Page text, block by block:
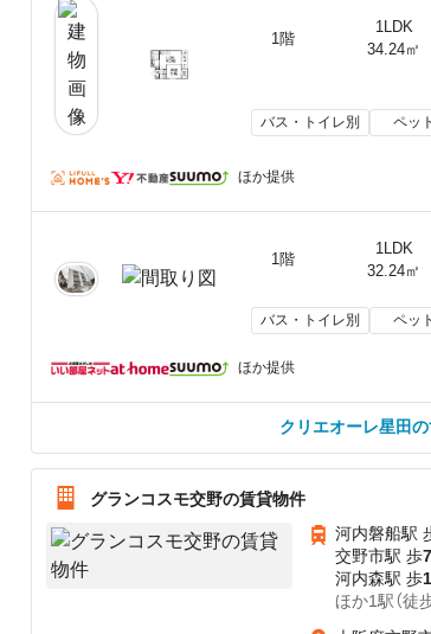
1階
1LDK
34.24㎡
バス・トイレ別 ペッ
ほか提供
1階
1LDK
32.24㎡
バス・トイレ別 ペッ
ほか提供
クリエオーレ星田
グランコスモ交野の賃貸物件
河内磐船駅
交野市駅 歩7
河内森駅 歩
ほか1駅（徒